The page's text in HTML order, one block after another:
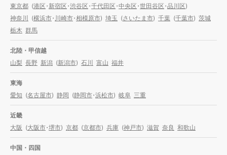
東京都 (港区・新宿区・渋谷区・千代田区・中央区・世田谷区・品川区)
神奈川
(横浜市・ 川崎市・相模原市) 埼玉 (さいたま市) 千葉 (千葉市) 茨城
栃木 群馬
北陸・甲信越
山梨 長野 新潟 (新潟市) 石川 富山 福井
東海
愛知 (名古屋市) 静岡 (静岡市・浜松市) 岐阜 三重
近畿
大阪 (大阪市・堺市) 京都 (京都市) 兵庫 (神戸市) 滋賀 奈良 和歌山
中国・四国